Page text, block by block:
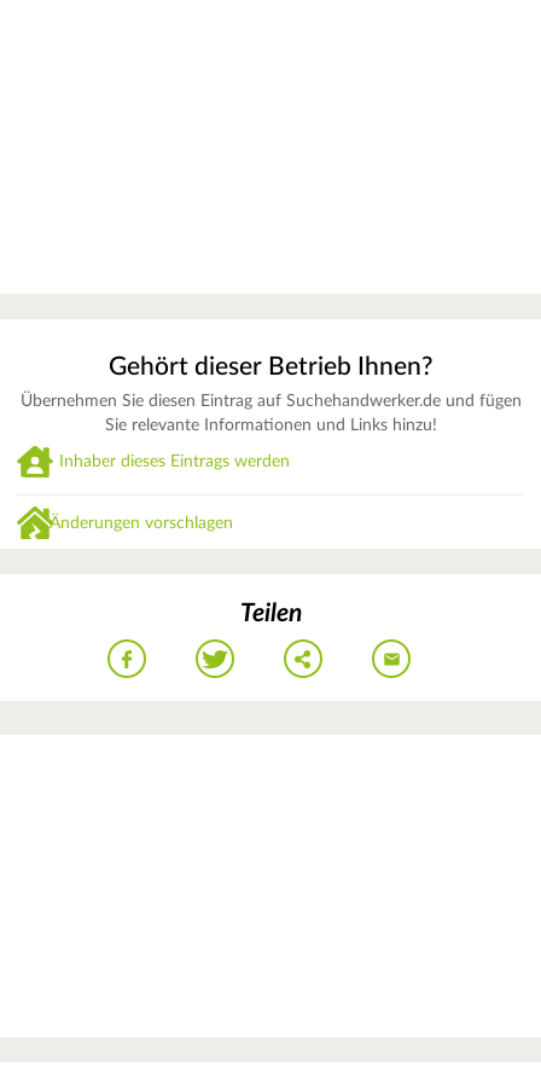
Gehört dieser Betrieb Ihnen?
Übernehmen Sie diesen Eintrag auf Suchehandwerker.de und fügen
Sie relevante Informationen und Links hinzu!
Inhaber dieses Eintrags werden
Änderungen vorschlagen
Teilen